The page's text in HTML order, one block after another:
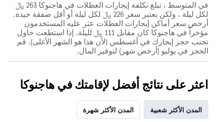
في المتوسط ، تبلغ تكلفة إيجارات العطلات في هاجنوكا 263 ﷼
لكل ليلة ، ولكن يعتبر سعر 226 ﷼ لكل ليلة أو أقل صفقة جيدة.
أرخص سعر أماكن إيجارات العطلات عثر عليه المستخدمون
مؤخراً في هاجنوكا كان مقابل 111 ﷼ لليلة. إذا استطعت حاول
تجنب حجز إيجارك في أغسطس (لأن هذا هو الشهر الأغلى). قم
الحجز في يوليو (أرخص شهر) لتوفير المال.
اعثر على نتائج أفضل لإقامتك في هاجنوكا
المدن الأكثر شعبية المدن الأكثر شهرة